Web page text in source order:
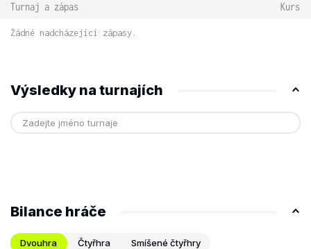
Turnaj a zápas Kurs
Žádné nadcházející zápasy.
Výsledky na turnajích
Bilance hráče
Dvouhra Čtyřhra Smíšené čtyřhry